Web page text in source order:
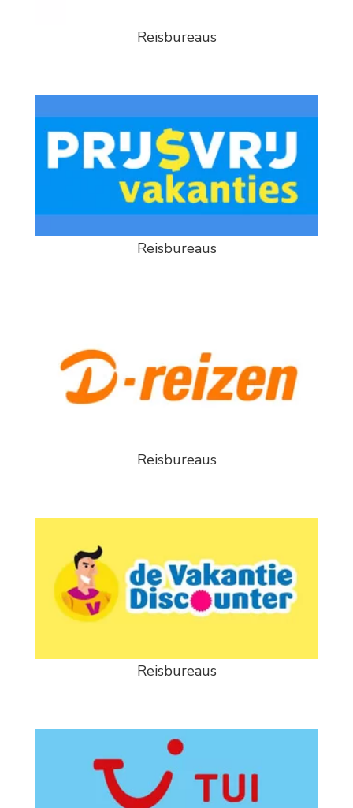
Reisbureaus
Reisbureaus
Reisbureaus
Reisbureaus